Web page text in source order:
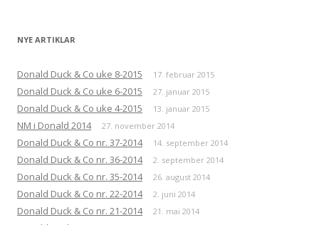
NYE ARTIKLAR
Donald Duck & Co uke 8-2015 17. februar 2015
Donald Duck & Co uke 6-2015 27. januar 2015
Donald Duck & Co uke 4-2015 13. januar 2015
NM i Donald 2014 27. november 2014
Donald Duck & Co nr. 37-2014 14. september 2014
Donald Duck & Co nr. 36-2014 2. september 2014
Donald Duck & Co nr. 35-2014 26. august 2014
Donald Duck & Co nr. 22-2014 2. juni 2014
Donald Duck & Co nr. 21-2014 21. mai 2014